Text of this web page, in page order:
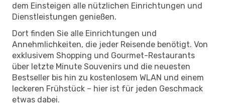
dem Einsteigen alle nützlichen Einrichtungen und
Dienstleistungen genießen.
Dort finden Sie alle Einrichtungen und
Annehmlichkeiten, die jeder Reisende benötigt. Von
exklusivem Shopping und Gourmet-Restaurants
über letzte Minute Souvenirs und die neuesten
Bestseller bis hin zu kostenlosem WLAN und einem
leckeren Frühstück – hier ist für jeden Geschmack
etwas dabei.